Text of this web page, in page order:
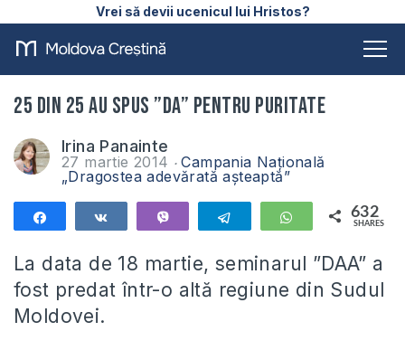
Vrei să devii ucenicul lui Hristos?
25 din 25 au spus ”DA” pentru puritate
Irina Panainte
27 martie 2014
Campania Națională
„Dragostea adevărată aşteaptă”
Telegram WhatsApp
632
SHARES
La data de 18 martie, seminarul ”DAA” a
fost predat într-o altă regiune din Sudul
Moldovei.